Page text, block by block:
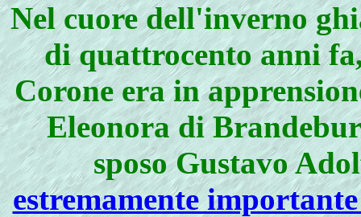
Nel cuore dell'inverno
di quattrocento anni
Corone era in
Eleonora di
sposo Gustavo
estremamente